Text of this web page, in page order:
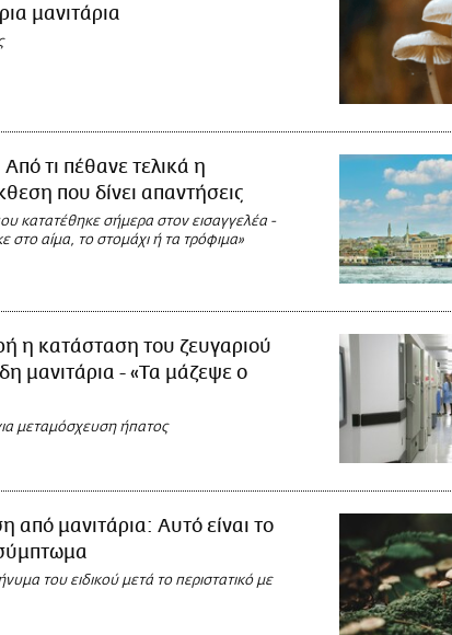
μανιτάρια
τι πέθανε τελικά η
που δίνει απαντήσεις
κατατέθηκε σήμερα στον εισαγγελέα -
στο αίμα, το στομάχι ή τα τρόφιμα»
η κατάσταση του ζευγαριού
μανιτάρια - «Τα μάζεψε ο
μεταμόσχευση ήπατος
από μανιτάρια: Αυτό είναι το
του ειδικού μετά το περιστατικό με